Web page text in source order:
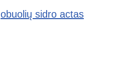
obuolių sidro actas